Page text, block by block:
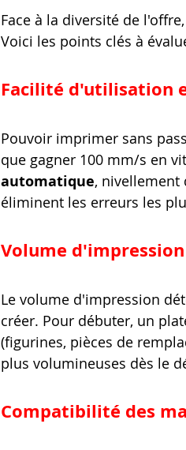
Face à la diversité de
Voici les points clés à
Facilité d'utilisation
Pouvoir imprimer sans
que gagner 100 mm/s en
automatique, nivellement
éliminent les erreurs les
Volume d'impression
Le volume d'impression
créer. Pour débuter, un
(figurines, pièces de
plus volumineuses dès le
Compatibilité des